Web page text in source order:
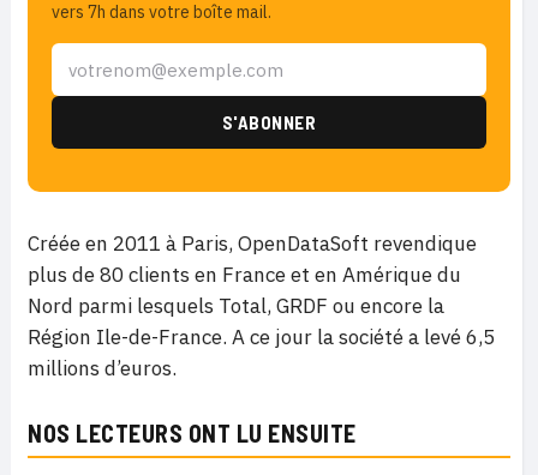
vers 7h dans votre boîte mail.
Créée en 2011 à Paris, OpenDataSoft revendique
plus de 80 clients en France et en Amérique du
Nord parmi lesquels Total, GRDF ou encore la
Région Ile-de-France. A ce jour la société a levé 6,5
millions d’euros.
NOS LECTEURS ONT LU ENSUITE